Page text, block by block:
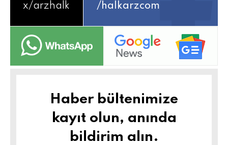
x/arzhalk /halkarzcom
Haber bültenimize
kayıt olun, anında
bildirim alın.